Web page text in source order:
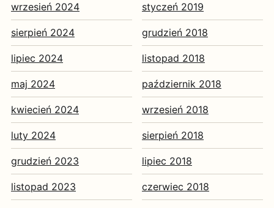
wrzesień 2024
sierpień 2024
lipiec 2024
maj 2024
kwiecień 2024
luty 2024
grudzień 2023
listopad 2023
styczeń 2019
grudzień 2018
listopad 2018
październik 2018
wrzesień 2018
sierpień 2018
lipiec 2018
czerwiec 2018